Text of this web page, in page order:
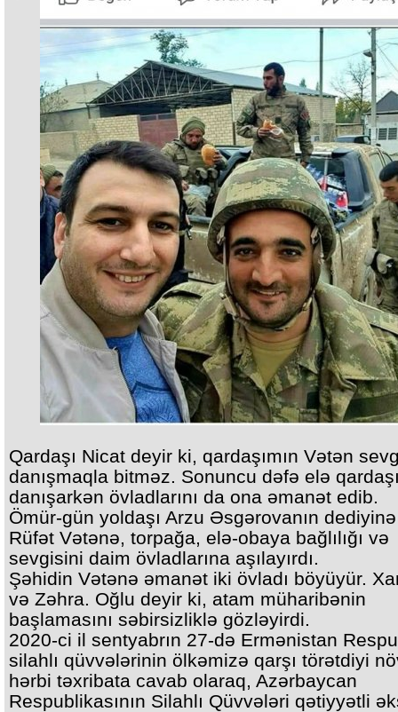
Qardaşı Nicat deyir ki, qardaşımın Vətən
danışmaqla bitməz. Sonuncu dəfə elə
danışarkən övladlarını da ona əmanət edib.
Ömür-gün yoldaşı Arzu Əsgərovanın
Rüfət Vətənə, torpağa, elə-obaya bağlılığı və
sevgisini daim övladlarına aşılayırdı.
Şəhidin Vətənə əmanət iki övladı böyüyür.
və Zəhra. Oğlu deyir ki, atam müharibənin
başlamasını səbirsizliklə gözləyirdi.
2020-ci il sentyabrın 27-də Ermənistan
silahlı qüvvələrinin ölkəmizə qarşı törətdiyi
hərbi təxribata cavab olaraq, Azərbaycan
Respublikasının Silahlı Qüvvələri qətiyyətli